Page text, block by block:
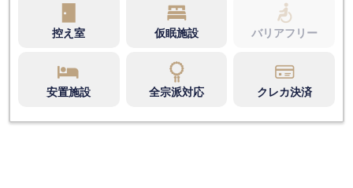
控え室 仮眠施設 バリアフリー
安置施設 全宗派対応 クレカ決済